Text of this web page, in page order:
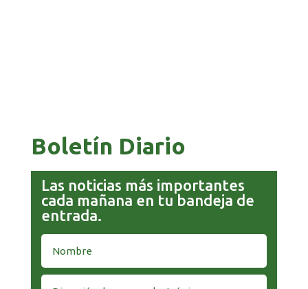
Boletín Diario
Las noticias más importantes
cada mañana en tu bandeja de
entrada.